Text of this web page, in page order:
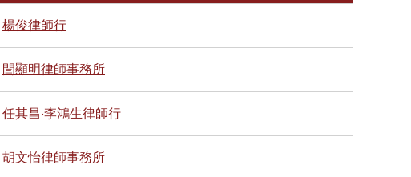
楊俊律師行
閆顯明律師事務所
任其昌‧李鴻生律師行
胡文怡律師事務所